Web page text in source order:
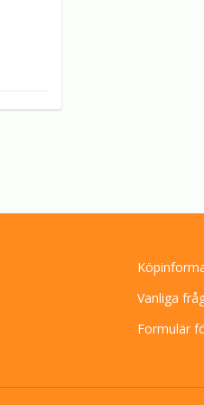
Vanliga
Formulär